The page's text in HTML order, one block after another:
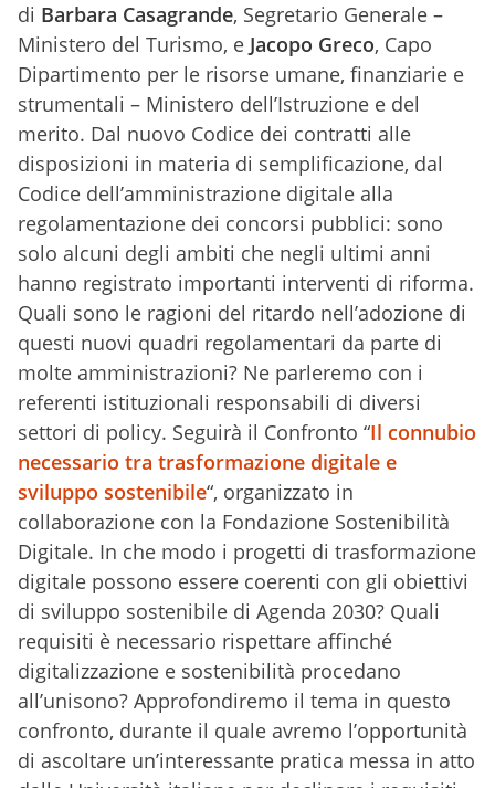
di Barbara Casagrande, Segretario Generale –
Ministero del Turismo, e Jacopo Greco, Capo
Dipartimento per le risorse umane, finanziarie e
strumentali – Ministero dell’Istruzione e del
merito. Dal nuovo Codice dei contratti alle
disposizioni in materia di semplificazione, dal
Codice dell’amministrazione digitale alla
regolamentazione dei concorsi pubblici: sono
solo alcuni degli ambiti che negli ultimi anni
hanno registrato importanti interventi di riforma.
Quali sono le ragioni del ritardo nell’adozione di
questi nuovi quadri regolamentari da parte di
molte amministrazioni? Ne parleremo con i
referenti istituzionali responsabili di diversi
settori di policy. Seguirà il Confronto “Il connubio
necessario tra trasformazione digitale e
sviluppo sostenibile“, organizzato in
collaborazione con la Fondazione Sostenibilità
Digitale. In che modo i progetti di trasformazione
digitale possono essere coerenti con gli obiettivi
di sviluppo sostenibile di Agenda 2030? Quali
requisiti è necessario rispettare affinché
digitalizzazione e sostenibilità procedano
all’unisono? Approfondiremo il tema in questo
confronto, durante il quale avremo l’opportunità
di ascoltare un’interessante pratica messa in atto